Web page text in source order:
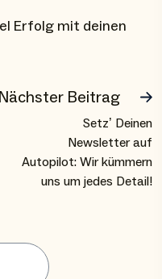
Erfolg mit deinen
Nächster Beitrag
Setz’ Deinen
Newsletter auf
Autopilot: Wir kümmern
uns um jedes Detail!